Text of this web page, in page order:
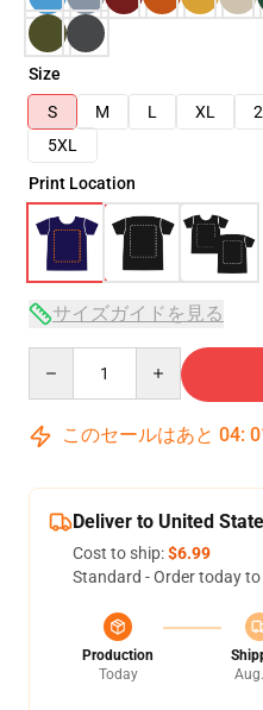
Size
S
M L XL
5XL
Print Location
サイズガイドを見る
このセールはあと 04:
Deliver to United
Cost to ship:$6.99
Standard - Order today
Production
Today